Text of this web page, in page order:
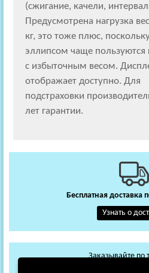
(сжигание, качели,
Предусмотрена нагрузка
кг, это тоже плюс,
эллипсом чаще пользуются
с избыточным весом.
отображает доступно. Для
подстраховки
лет гарантии.
Бесплатная доставка
Узнать о
Заказывайте по